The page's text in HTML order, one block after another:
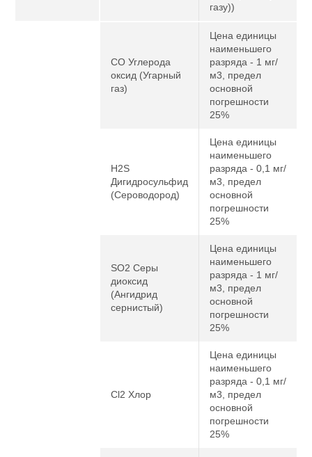
газу))
CO Углерода
оксид (Угарный
газ)
Цена единицы
наименьшего
разряда - 1 мг/
м3, предел
основной
погрешности
25%
H2S
Дигидросульфид
(Сероводород)
Цена единицы
наименьшего
разряда - 0,1 мг/
м3, предел
основной
погрешности
25%
SO2 Серы
диоксид
(Ангидрид
сернистый)
Цена единицы
наименьшего
разряда - 1 мг/
м3, предел
основной
погрешности
25%
Cl2 Хлор
Цена единицы
наименьшего
разряда - 0,1 мг/
м3, предел
основной
погрешности
25%